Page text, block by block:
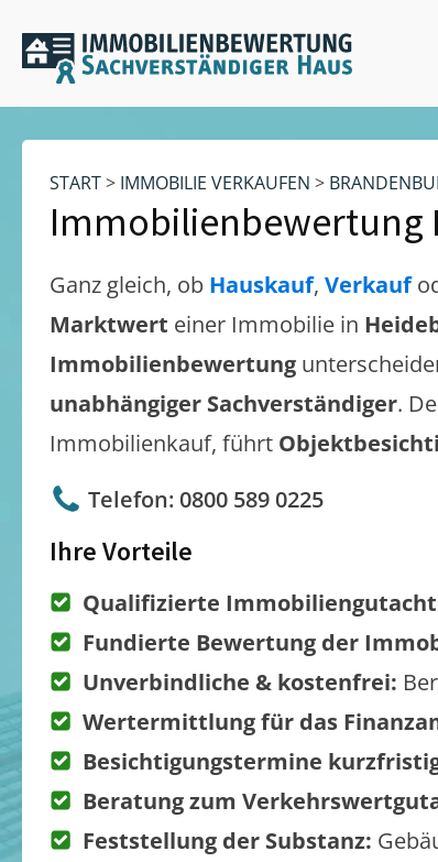
START> IMMOBILIE VERKAUFEN >
Immobilienbewertung
Ganz gleich, ob Hauskauf, Verkauf
Marktwert einer Immobilie in
Immobilienbewertung
unabhängiger Sachverständiger.
Immobilienkauf, führt
Telefon: 0800 589 0225
Ihre Vorteile
Qualifizierte
Fundierte Bewertung der
Unverbindliche & kostenfrei:
Wertermittlung für das
Besichtigungstermine
Beratung zum
Feststellung der Substanz: